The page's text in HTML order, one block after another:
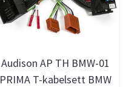
Audison AP TH BMW-01
PRIMA T-kabelsett BMW